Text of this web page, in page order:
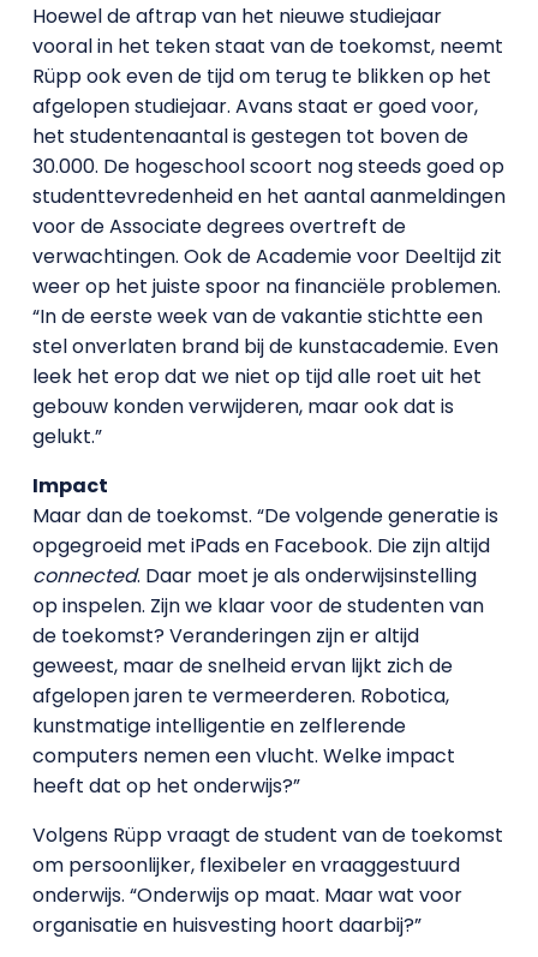
Hoewel de aftrap van het nieuwe studiejaar
vooral in het teken staat van de toekomst, neemt
Rüpp ook even de tijd om terug te blikken op het
afgelopen studiejaar. Avans staat er goed voor,
het studentenaantal is gestegen tot boven de
30.000. De hogeschool scoort nog steeds goed op
studenttevredenheid en het aantal aanmeldingen
voor de Associate degrees overtreft de
verwachtingen. Ook de Academie voor Deeltijd zit
weer op het juiste spoor na financiële problemen.
“In de eerste week van de vakantie stichtte een
stel onverlaten brand bij de kunstacademie. Even
leek het erop dat we niet op tijd alle roet uit het
gebouw konden verwijderen, maar ook dat is
gelukt.”
Impact
Maar dan de toekomst. “De volgende generatie is
opgegroeid met iPads en Facebook. Die zijn altijd
connected. Daar moet je als onderwijsinstelling
op inspelen. Zijn we klaar voor de studenten van
de toekomst? Veranderingen zijn er altijd
geweest, maar de snelheid ervan lijkt zich de
afgelopen jaren te vermeerderen. Robotica,
kunstmatige intelligentie en zelflerende
computers nemen een vlucht. Welke impact
heeft dat op het onderwijs?”
Volgens Rüpp vraagt de student van de toekomst
om persoonlijker, flexibeler en vraaggestuurd
onderwijs. “Onderwijs op maat. Maar wat voor
organisatie en huisvesting hoort daarbij?”